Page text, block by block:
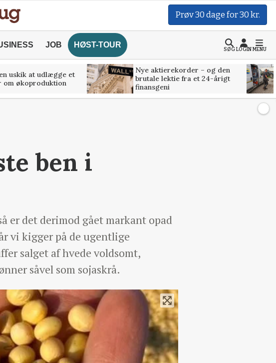
Prøv 30 dage for 30 kr.
JOB HØST-TOUR
SØGLOGINMENU
uskik at udlægge et
om økoproduktion
Nye aktierekorder – og den
brutale lektie fra et 24-årigt
finansgeni
ben i
er det derimod gået markant opad
vi kigger på de ugentlige
salget af hvede voldsomt,
såvel som sojaskrå.